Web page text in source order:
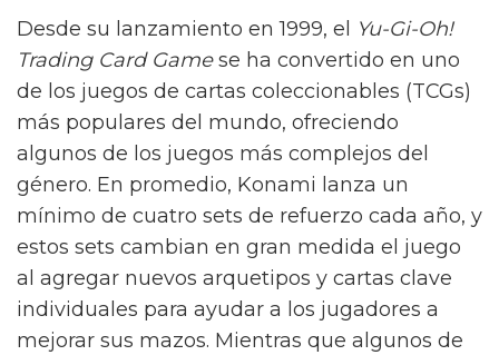
Desde su lanzamiento en 1999, el
Yu-Gi-Oh!
Trading Card Gamese ha convertido en uno
de los juegos de cartas coleccionables (TCGs)
más populares del mundo, ofreciendo
algunos de los juegos más complejos del
género. En promedio, Konami lanza un
mínimo de cuatro sets de refuerzo cada año, y
estos sets cambian en gran medida el juego
al agregar nuevos arquetipos y cartas clave
individuales para ayudar a los jugadores a
mejorar sus mazos. Mientras que algunos de